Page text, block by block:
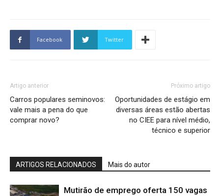
Facebook Twitter
Artigo anterior
Carros populares seminovos:
vale mais a pena do que
comprar novo?
Próximo artigo
Oportunidades de estágio em
diversas áreas estão abertas
no CIEE para nível médio,
técnico e superior
ARTIGOS RELACIONADOS Mais do autor
Mutirão de emprego oferta 150 vagas